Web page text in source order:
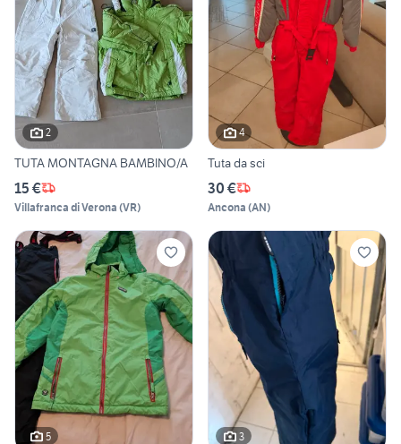
2
TUTA MONTAGNA BAMBINO/A
15 €
Villafranca di Verona (VR)
4
Tuta da sci
30 €
Ancona (AN)
5 3